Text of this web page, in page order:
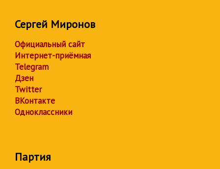
Сергей Миронов
Официальный сайт
Интернет-приёмная
Telegram
Дзен
Twitter
ВКонтакте
Одноклассники
Партия